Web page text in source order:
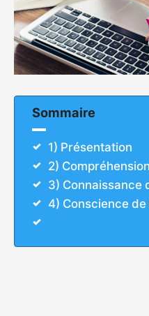
Sommaire
1) Présentation
2)
3) Connaissance
4) Conscience